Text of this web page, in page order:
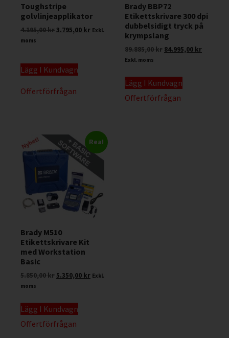
Toughstripe
golvlinjeapplikator
4.195,00kr3.795,00 kr Exkl.
moms
Lägg I Kundvagn
Offertförfrågan
Brady BBP72
Etikettskrivare 300 dpi
dubbelsidigt tryck på
krympslang
89.885,00kr 84.995,00 kr
Exkl. moms
Lägg I Kundvagn
Offertförfrågan
Rea!
Brady M510
Etikettskrivare Kit
med Workstation
Basic
5.850,00kr5.350,00 kr Exkl.
moms
Lägg I Kundvagn
Offertförfrågan